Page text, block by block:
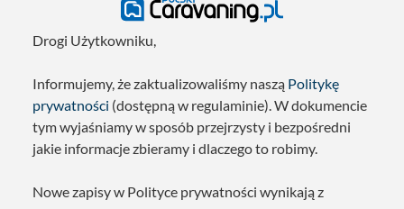
Drogi Użytkowniku,
Informujemy, że zaktualizowaliśmy naszą Politykę
prywatności (dostępną w regulaminie). W dokumencie
tym wyjaśniamy w sposób przejrzysty i bezpośredni
jakie informacje zbieramy i dlaczego to robimy.
Nowe zapisy w Polityce prywatności wynikają z